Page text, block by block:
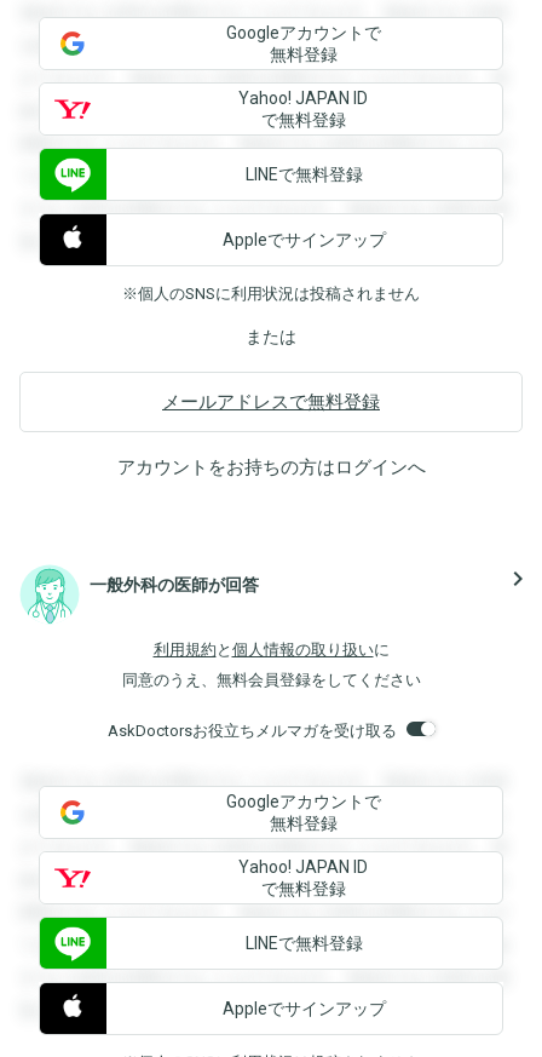
登録すると回答を閲覧することができます。登録すると回答
を閲覧することができます。登録すると回答を閲覧すること
ができます。登録すると回答を閲覧することができます。登
録すると回答を閲覧することができます。登録すると回答を
閲覧することができます。登録すると回答を閲覧することが
できます。登録すると回答を閲覧することができます。登録
すると回答を閲覧することができます。登録すると回答を閲
覧することができます。
Googleアカウントで
無料登録
Yahoo! JAPAN ID
で無料登録
LINEで無料登録
Appleでサインアップ
※個人のSNSに利用状況は投稿されません
または
メールアドレスで無料登録
アカウントをお持ちの方はログインへ
一般外科の医師が回答 navigate_next
利用規約 と 個人情報の取り扱いに
同意のうえ、無料会員登録をしてください
AskDoctorsお役立ちメルマガを受け取る
登録すると回答を閲覧することができます。登録すると回答
を閲覧することができます。登録すると回答を閲覧すること
ができます。登録すると回答を閲覧することができます。登
録すると回答を閲覧することができます。登録すると回答を
閲覧することができます。登録すると回答を閲覧することが
できます。登録すると回答を閲覧することができます。登録
すると回答を閲覧することができます。登録すると回答を閲
覧することができます。
Googleアカウントで
無料登録
Yahoo! JAPAN ID
で無料登録
LINEで無料登録
Appleでサインアップ